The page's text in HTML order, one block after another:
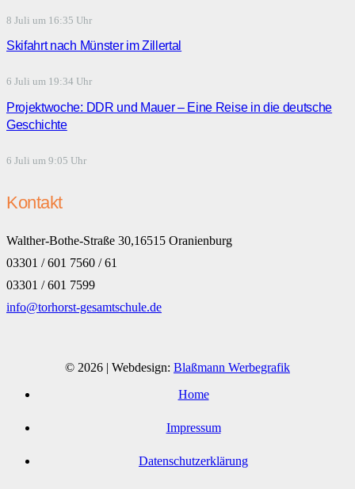
8 Juli um 16:35 Uhr
Skifahrt nach Münster im Zillertal
6 Juli um 19:34 Uhr
Projektwoche: DDR und Mauer – Eine Reise in die deutsche
Geschichte
6 Juli um 9:05 Uhr
Kontakt
Walther-Bothe-Straße 30,16515 Oranienburg
03301 / 601 7560 / 61
03301 / 601 7599
info@torhorst-gesamtschule.de
© 2026 | Webdesign: Blaßmann Werbegrafik
Home
Impressum
Datenschutzerklärung